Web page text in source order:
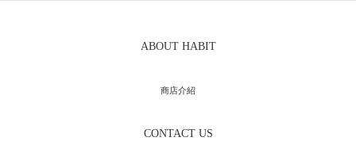
ABOUT HABIT
商店介紹
CONTACT US